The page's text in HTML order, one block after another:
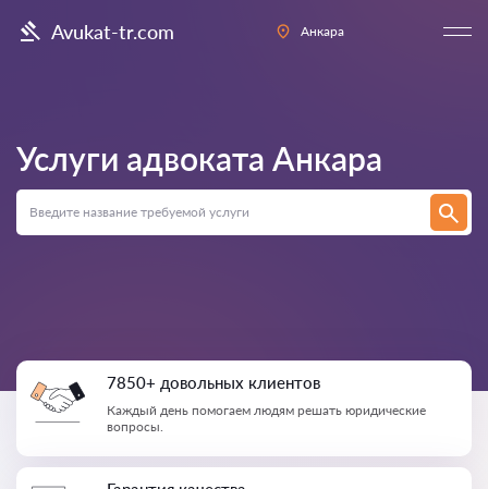
Avukat-tr.com Анкара
Услуги адвоката Анкара
7850+ довольных клиентов
Каждый день помогаем людям решать юридические
вопросы.